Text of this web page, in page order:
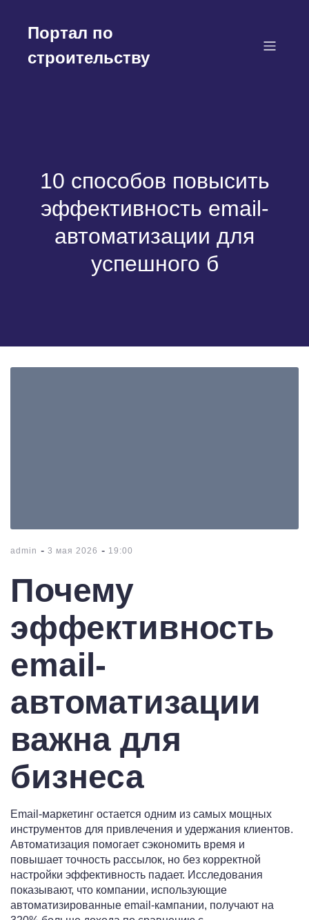
содержимому
Портал по
строительству
10 способов повысить
эффективность email-
автоматизации для
успешного б
admin - 3 мая 2026 - 19:00
Почему
эффективность
email-
автоматизации
важна для
бизнеса
Email-маркетинг остается одним из самых мощных
инструментов для привлечения и удержания клиентов.
Автоматизация помогает сэкономить время и
повышает точность рассылок, но без корректной
настройки эффективность падает. Исследования
показывают, что компании, использующие
автоматизированные email-кампании, получают на